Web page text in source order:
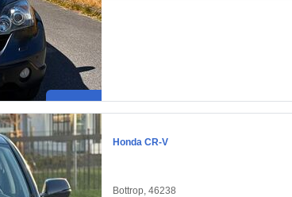
Honda CR-V
Bottrop, 46238